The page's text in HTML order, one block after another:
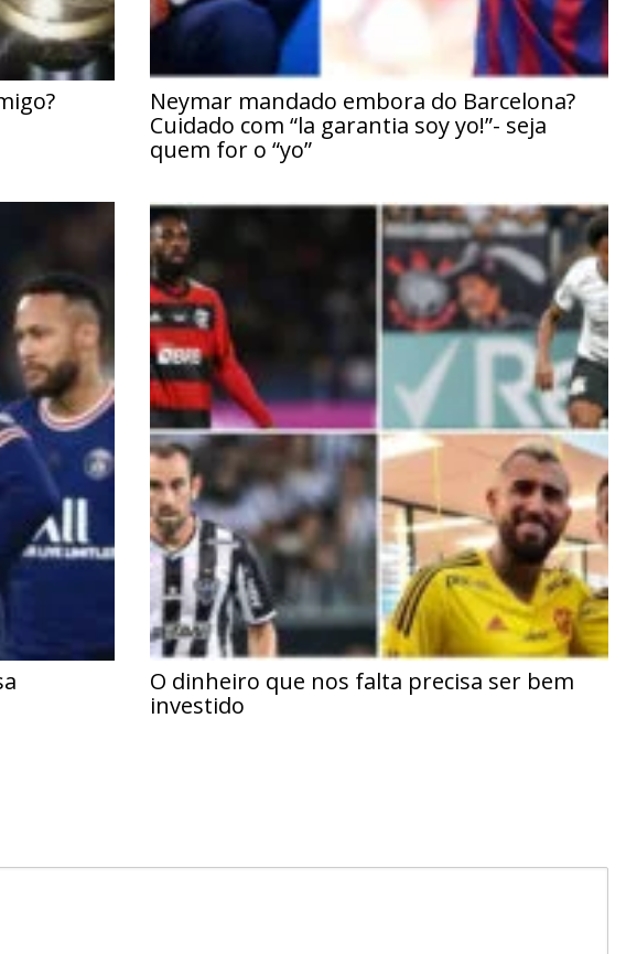
Neymar mandado embora do Barcelona?
Cuidado com “la garantia soy yo!”- seja
quem for o “yo”
O dinheiro que nos falta precisa ser bem
investido